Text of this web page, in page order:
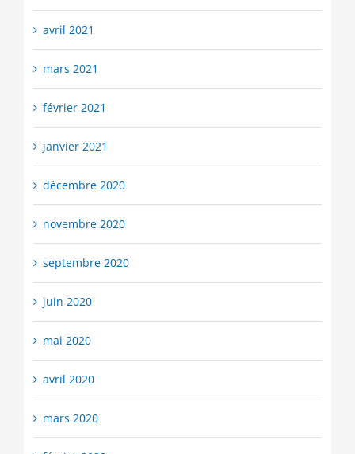
avril 2021
mars 2021
février 2021
janvier 2021
décembre 2020
novembre 2020
septembre 2020
juin 2020
mai 2020
avril 2020
mars 2020